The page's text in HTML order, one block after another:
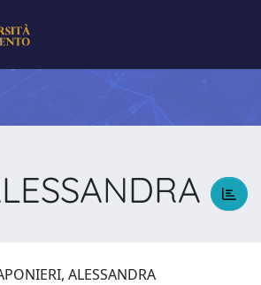
ALESSANDRA